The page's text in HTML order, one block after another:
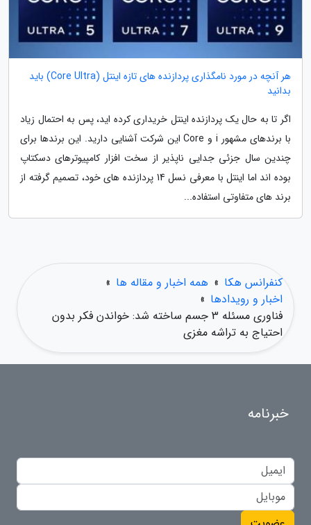
هر آنچه در مورد نامگذاری پردازنده های تازه اینتل (Core Ultra) باید
بدانید
اگر تا به حال یک پردازنده اینتل خریداری کرده اید، پس به احتمال زیاد
با برندهای مشهور i و Core این شرکت آشنایی دارید. این برندها برای
چندین سال جزئی جدایی ناپذیر از سخت افزار کامپیوترهای دسکتاپ
بوده اند اما اینتل با معرفی نسل 14 پردازنده های خود، تصمیم گرفته از
برند های متفاوتی استفاده...
کنفرانس هکا » همه اخبار و مقاله ها »
اخبار و رویدادها »
فناوری مسئله 3 جسم ساخته شد: خواندن فکر بدون
احتیاج به تراشه مغزی
خبرنامه